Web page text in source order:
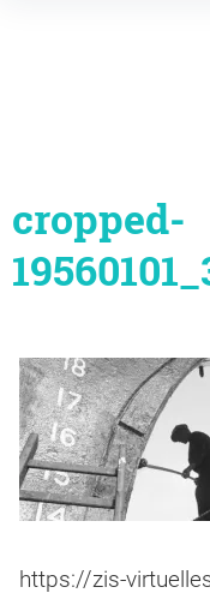
cropped-
https://zis-